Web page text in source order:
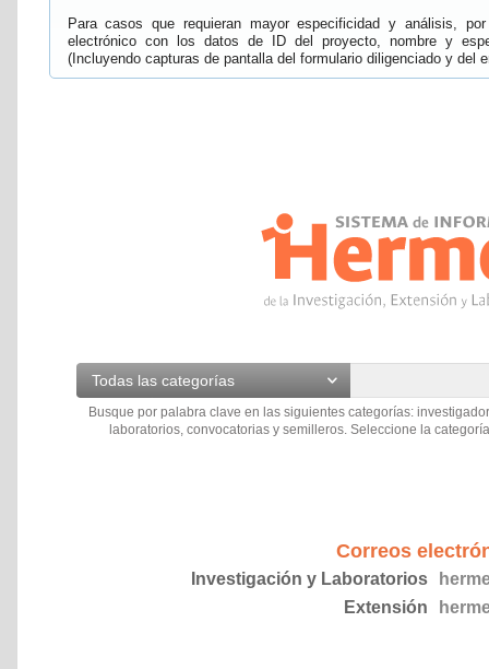
Para casos que requieran mayor especificidad y análisis,
electrónico con los datos de ID del proyecto, nombre y
(Incluyendo capturas de pantalla del formulario diligenciado y del
Todas las categorías
Busque por palabra clave en las siguientes categorías:
laboratorios, convocatorias y semilleros. Seleccione la
Correos
Investigación y Laboratorios
Extensión